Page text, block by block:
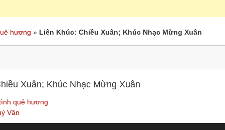
hương » Liên Khúc: Chiều Xuân; Khúc Nhạc Mừng Xuân
Xuân; Khúc Nhạc Mừng Xuân
quê hương
Vân